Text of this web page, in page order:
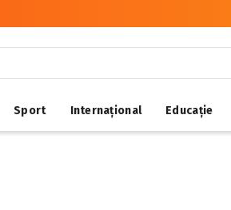
Sport Internațional Educație